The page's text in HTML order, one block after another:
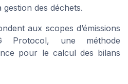
des déchets.
aux scopes d’émissions
une méthode
pour le calcul des bilans